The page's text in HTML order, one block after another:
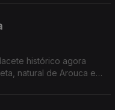
histórico agora
natural de Arouca e